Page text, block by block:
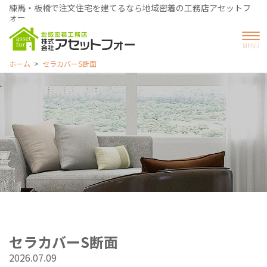
練馬・板橋で注文住宅を建てるなら地域密着の工務店アセットフ
ォー
ホーム セラカバーS断面
セラカバーS断面
2026.07.09